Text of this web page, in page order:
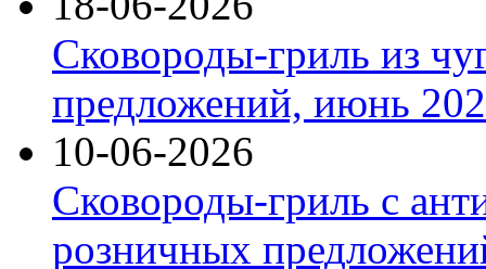
Сковороды-гриль из
предложений, июнь
10-06-2026
Сковороды-гриль с
розничных